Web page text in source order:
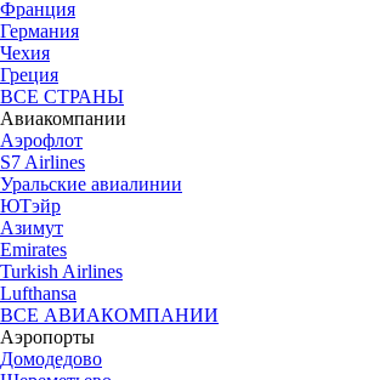
Франция
Германия
Чехия
Греция
ВСЕ СТРАНЫ
Авиакомпании
Аэрофлот
S7 Airlines
Уральские авиалинии
ЮТэйр
Азимут
Emirates
Turkish Airlines
Lufthansa
ВСЕ АВИАКОМПАНИИ
Аэропорты
Домодедово